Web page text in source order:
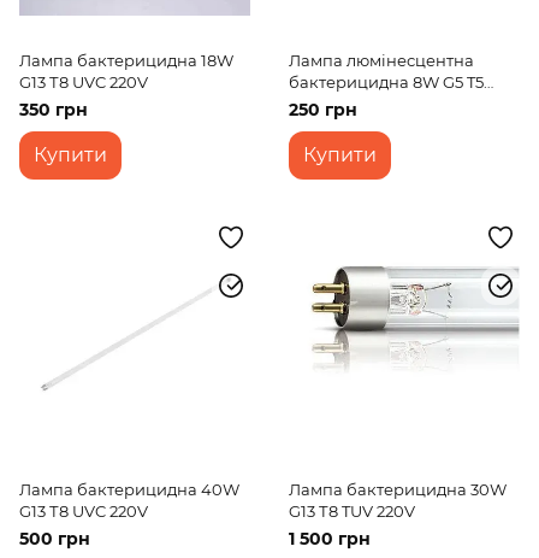
Лампа бактерицидна 18W
G13 Т8 UVC 220V
350 грн
Купити
Лампа люмінесцентна
бактерицидна 8W G5 T5
HNS 220V
250 грн
Купити
Лампа бактерицидна 40W
G13 Т8 UVC 220V
500 грн
Лампа бактерицидна 30W
G13 Т8 TUV 220V
1 500 грн